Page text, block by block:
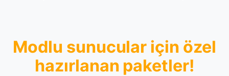
Modlu sunucular için özel
hazırlanan paketler!